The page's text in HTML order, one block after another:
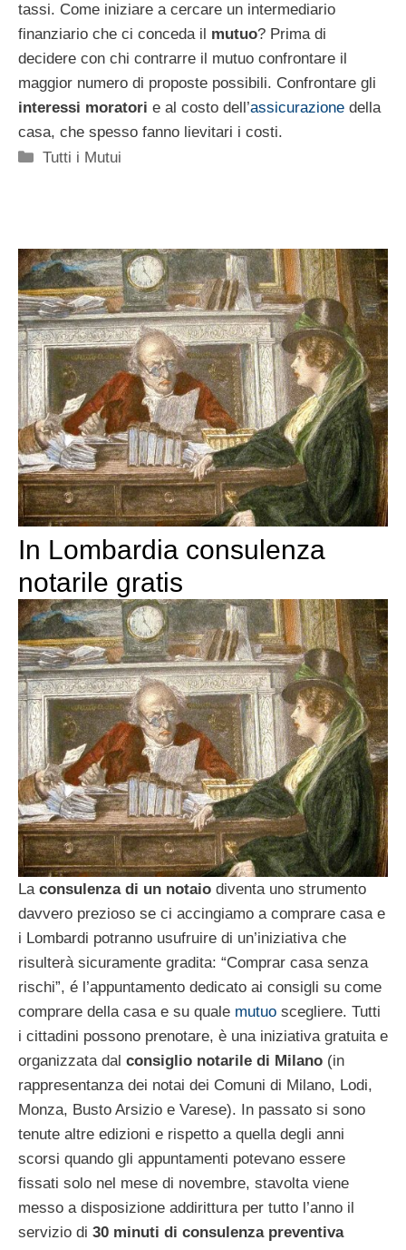
tassi. Come iniziare a cercare un intermediario
finanziario che ci conceda il mutuo? Prima di
decidere con chi contrarre il mutuo confrontare il
maggior numero di proposte possibili. Confrontare gli
interessi moratori e al costo dell’assicurazione della
casa, che spesso fanno lievitari i costi.
Categorie
Tutti i Mutui
In Lombardia consulenza
notarile gratis
La consulenza di un notaio diventa uno strumento
davvero prezioso se ci accingiamo a comprare casa e
i Lombardi potranno usufruire di un’iniziativa che
risulterà sicuramente gradita: “Comprar casa senza
rischi”, é l’appuntamento dedicato ai consigli su come
comprare della casa e su quale mutuo scegliere. Tutti
i cittadini possono prenotare, è una iniziativa gratuita e
organizzata dal consiglio notarile di Milano (in
rappresentanza dei notai dei Comuni di Milano, Lodi,
Monza, Busto Arsizio e Varese). In passato si sono
tenute altre edizioni e rispetto a quella degli anni
scorsi quando gli appuntamenti potevano essere
fissati solo nel mese di novembre, stavolta viene
messo a disposizione addirittura per tutto l’anno il
servizio di 30 minuti di consulenza preventiva